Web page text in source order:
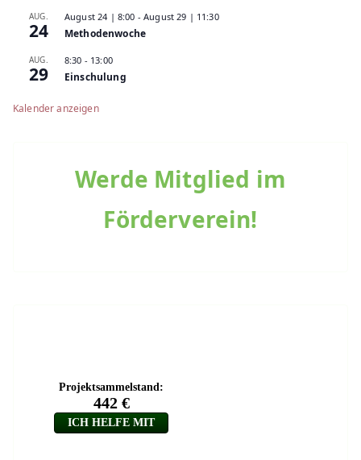
AUG.
24
August 24 | 8:00 -August 29 | 11:30
Methodenwoche
AUG.
29
8:30 - 13:00
Einschulung
Kalender anzeigen
Werde Mitglied im
Förderverein!